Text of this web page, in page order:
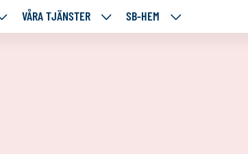
VÅRA VÅRA TJÄNSTER
VÅRASB-HEM
SB-